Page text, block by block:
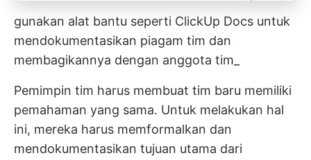
gunakan alat bantu seperti ClickUp Docs untuk
mendokumentasikan piagam tim dan
membagikannya dengan anggota tim_
Pemimpin tim harus membuat tim baru memiliki
pemahaman yang sama. Untuk melakukan hal
ini, mereka harus memformalkan dan
mendokumentasikan tujuan utama dari